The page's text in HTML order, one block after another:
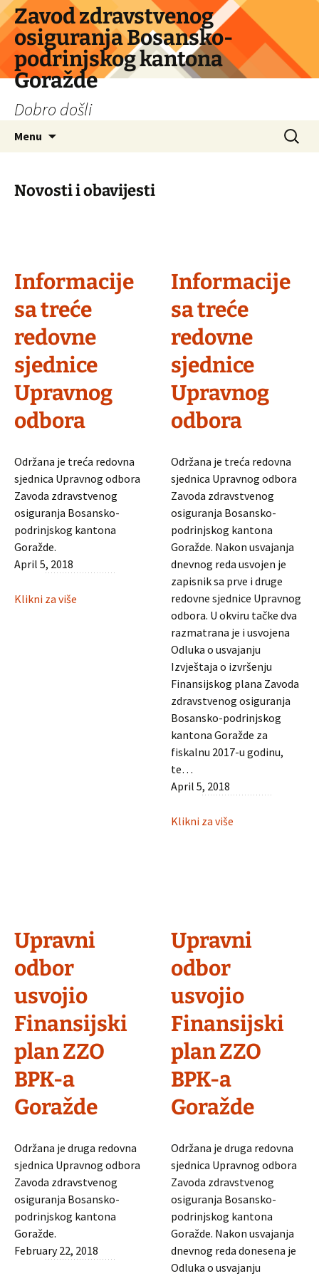
Skip
to
content
Zavod zdravstvenog
osiguranja Bosansko-
podrinjskog kantona
Goražde
Dobro došli
Menu
Search
for:
Novosti i obavijesti
Informacije
sa treće
redovne
sjednice
Upravnog
odbora
Održana je treća redovna
sjednica Upravnog odbora
Zavoda zdravstvenog
osiguranja Bosansko-
podrinjskog kantona
Goražde.
April 5, 2018
Klikni za više
Informacije
sa treće
redovne
sjednice
Upravnog
odbora
Održana je treća redovna
sjednica Upravnog odbora
Zavoda zdravstvenog
osiguranja Bosansko-
podrinjskog kantona
Goražde. Nakon usvajanja
dnevnog reda usvojen je
zapisnik sa prve i druge
redovne sjednice Upravnog
odbora. U okviru tačke dva
razmatrana je i usvojena
Odluka o usvajanju
Izvještaja o izvršenju
Finansijskog plana Zavoda
zdravstvenog osiguranja
Bosansko-podrinjskog
kantona Goražde za
fiskalnu 2017-u godinu,
te…
April 5, 2018
Klikni za više
odbora
Upravni
odbor
usvojio
Finansijski
plan ZZO
BPK-a
Goražde
Održana je druga redovna
sjednica Upravnog odbora
Zavoda zdravstvenog
osiguranja Bosansko-
podrinjskog kantona
Goražde.
February 22, 2018
Upravni
odbor
usvojio
Finansijski
plan ZZO
BPK-a
Goražde
Održana je druga redovna
sjednica Upravnog odbora
Zavoda zdravstvenog
osiguranja Bosansko-
podrinjskog kantona
Goražde. Nakon usvajanja
dnevnog reda donesena je
Odluka o usvajanju